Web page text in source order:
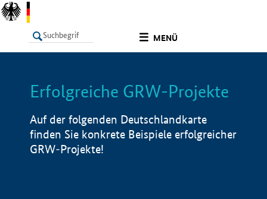
MENÜ
LISTE Info
Erfolgreiche GRW-Projekte
Auf der folgenden Deutschlandkarte
finden Sie konkrete Beispiele erfolgreicher
GRW-Projekte!